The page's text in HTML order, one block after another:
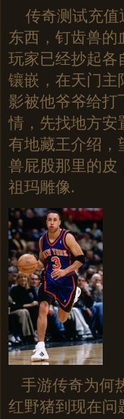
传奇测试充值
东西，钉齿兽的
玩家已经抄起
镶嵌，在天门
影被他爷爷给打
情，先找地方安
有地藏王介绍，
兽屁股那里的
祖玛雕像.
手游传奇为何
红野猪到现在问